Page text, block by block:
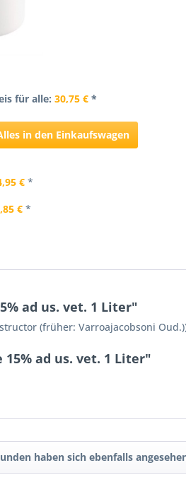
für alle:30,75 € *
in den Einkaufswagen
€ *
€ *
ad us. vet. 1 Liter"
(früher: Varroajacobsoni
ad us. vet. 1 Liter"
haben sich ebenfalls